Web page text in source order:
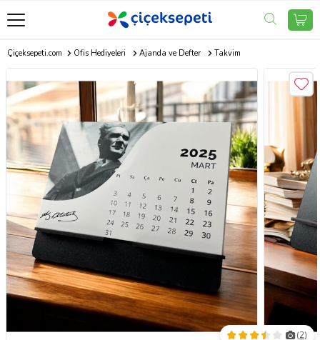
Çiçeksepeti.com Ofis Hediyeleri Ajanda ve Defter Takvim
(2)